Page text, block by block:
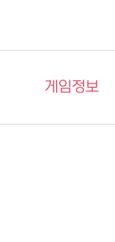
게임정보
세계관